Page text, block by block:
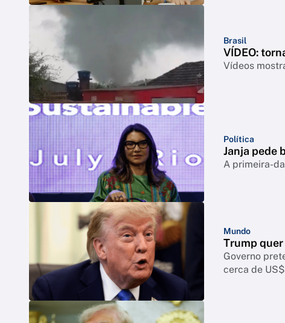
Brasil
VÍDEO:
Vídeos
Política
Janja pede
A primeira-
Mundo
Trump
Governo
cerca de